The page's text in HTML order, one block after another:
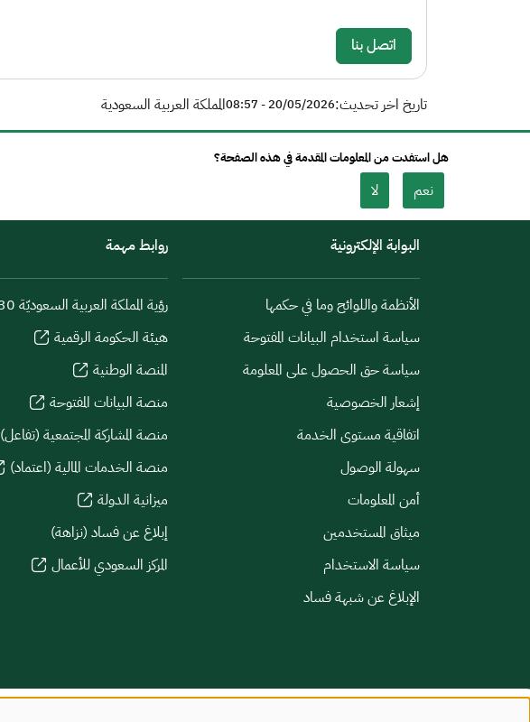
اتصل بنا
تاريخ اخر تحديث:20/05/2026 - 08:57 المملكة العربية السعودية
هل استفدت من المعلومات المقدمة في هذه الصفحة؟
نعم لا
البوابة الإلكترونية
الأنظمة واللوائح وما في حكمها
سياسة استخدام البيانات المفتوحة
سياسة حق الحصول على المعلومة
إشعار الخصوصية
اتفاقية مستوى الخدمة
سهولة الوصول
أمن المعلومات
ميثاق المستخدمين
سياسة الاستخدام
الإبلاغ عن شبهة فساد
روابط مهمة
رؤية المملكة العربية السعوديّة 2030
هيئة الحكومة الرقمية
المنصة الوطنية
منصة البيانات المفتوحة
منصة المشاركة المجتمعية (تفاعل)
منصة الخدمات المالية (اعتماد)
ميزانية الدولة
إبلاغ عن فساد (نزاهة)
المركز السعودي للأعمال